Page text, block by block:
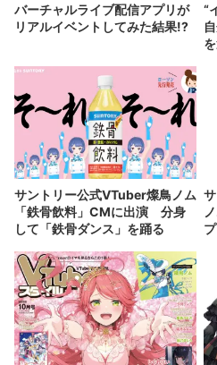
バーチャルライブ配信アプリが
リアルイベントしてみた結果!?
“
サントリー公式VTuber燦鳥ノム
「鉄骨飲料」CMに出演 分身
して「鉄骨ダンス」を踊る